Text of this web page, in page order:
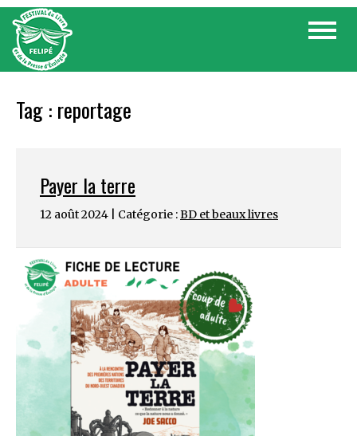
Skip
content
Toggle
Tag : reportage
Payer la terre
12 août 2024 | Catégorie :BD et beaux livres